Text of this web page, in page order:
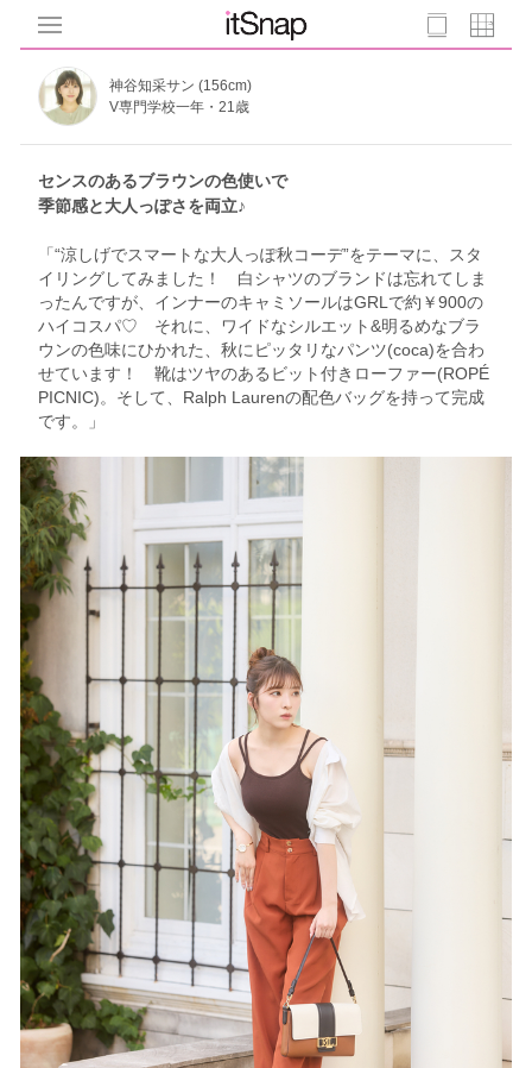
神谷知采サン (156cm)
V専門学校一年・21歳
センスのあるブラウンの色使いで
季節感と大人っぽさを両立♪
「“涼しげでスマートな大人っぽ秋コーデ”をテーマに、スタ
イリングしてみました！ 白シャツのブランドは忘れてしま
ったんですが、インナーのキャミソールはGRLで約￥900の
ハイコスパ♡ それに、ワイドなシルエット&明るめなブラ
ウンの色味にひかれた、秋にピッタリなパンツ(coca)を合わ
せています！ 靴はツヤのあるビット付きローファー(ROPÉ
PICNIC)。そして、Ralph Laurenの配色バッグを持って完成
です。」